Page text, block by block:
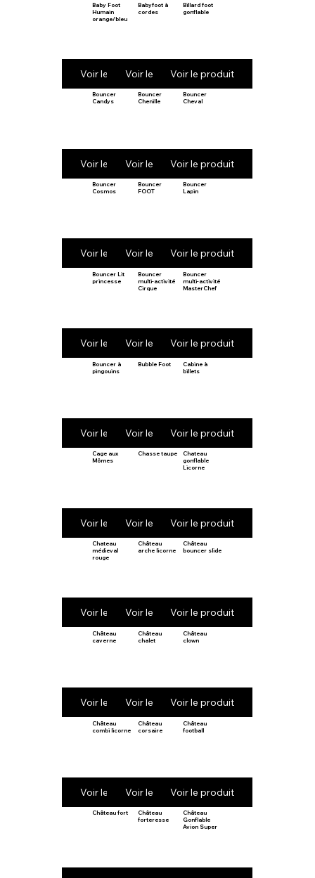
Baby Foot
Humain
orange/bleu
Voir le produit
Babyfoot à
cordes
Voir le produit
Billard foot
gonflable
Voir le produit
Bouncer
Candys
Voir le produit
Bouncer
Chenille
Voir le produit
Bouncer
Cheval
Voir le produit
Bouncer
Cosmos
Voir le produit
Bouncer
FOOT
Voir le produit
Bouncer
Lapin
Voir le produit
Bouncer Lit
princesse
Voir le produit
Bouncer
multi-activité
Cirque
Voir le produit
Bouncer
multi-activité
MasterChef
Voir le produit
Bouncer à
pingouins
Voir le produit
Bubble Foot
Voir le produit
Cabine à
billets
Voir le produit
Cage aux
Mômes
Voir le produit
Chasse taupe
Voir le produit
Chateau
gonflable
Licorne
Voir le produit
Chateau
médieval
rouge
Voir le produit
Château
arche licorne
Voir le produit
Château
bouncer slide
Voir le produit
Château
caverne
Voir le produit
Château
chalet
Voir le produit
Château
clown
Voir le produit
Château
combi licorne
Voir le produit
Château
corsaire
Voir le produit
Château
football
Voir le produit
Château fort
Château
forteresse
Château
Gonflable
Avion Super